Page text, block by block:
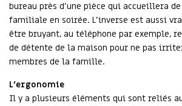
bureau près d’une pièce qui accueillera
familiale en soirée. L’inverse est aussi
être bruyant, au téléphone par exemple,
de détente de la maison pour ne pas
membres de la famille.
L’ergonomie
Il y a plusieurs éléments qui sont reliés